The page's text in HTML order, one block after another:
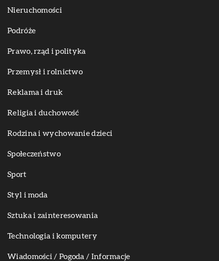
Nieruchomości
Podróże
Prawo, rząd i polityka
Przemysł i rolnictwo
Reklama i druk
Religia i duchowość
Rodzina i wychowanie dzieci
Społeczeństwo
Sport
Styl i moda
Sztuka i zainteresowania
Technologia i komputery
Wiadomości / Pogoda / Informacje